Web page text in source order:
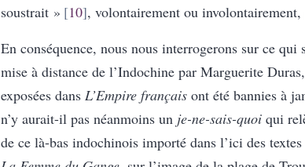
soustrait » 10 , volontairement ou involontairement,
En conséquence, nous nous interrogerons sur ce qui
mise à distance de l’Indochine par Marguerite
exposées dans L’Empire français ont été bannies à
n’y aurait-il pas néanmoins un je-ne-sais-quoi qui
de ce là-bas indochinois importé dans l’ici des